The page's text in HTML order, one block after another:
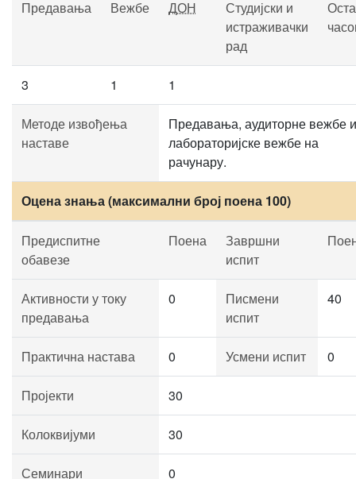
Предавања Вежбе ДОН
Студијски и
истраживачки
рад
3 1 1
Методе извођења
наставе
Предавања, аудиторне вежбе и
лабораторијске вежбе на
рачунару.
Оцена знања (максимални број поена 100)
Предиспитне
обавезе
Поена
Завршни
испит
Активности у току
предавања
0
Писмени
испит
40
Практична настава 0 Усмени испит 0
Пројекти 30
Колоквијуми 30
Семинари 0